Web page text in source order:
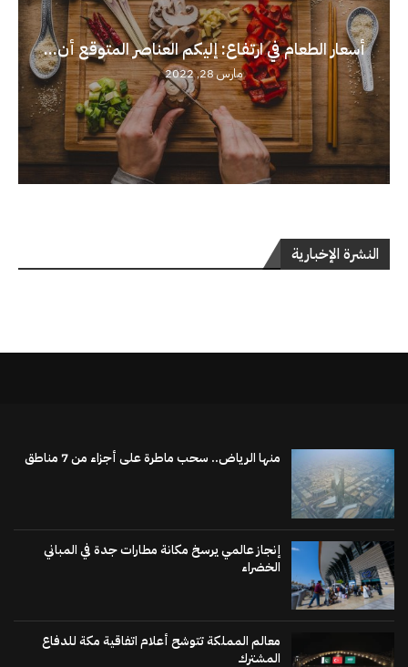
أسعار الطعام في ارتفاع: إليكم العناصر المتوقع أن...
مارس 28, 2022
النشرة الإخبارية
منها الرياض.. سحب ماطرة على أجزاء من 7 مناطق
إنجاز عالمي يرسخ مكانة مطارات جدة في المباني
الخضراء
معالم المملكة تتوشح أعلام اتفاقية مكة للدفاع
المشترك